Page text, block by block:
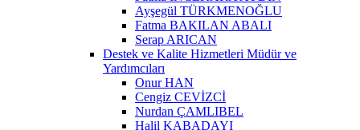
Ayşegül TÜRKMENOĞLU
Fatma BAKILAN ABALI
Serap ARICAN
Destek ve Kalite Hizmetleri Müdür ve
Yardımcıları
Onur HAN
Cengiz CEVİZCİ
Nurdan ÇAMLIBEL
Halil KABADAYI